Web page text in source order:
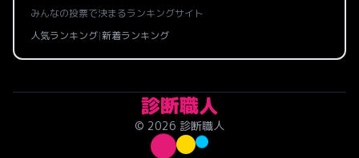
みんなの投票で決まるランキングサイト
人気ランキング|新着ランキング
診断職人
© 2026 診断職人